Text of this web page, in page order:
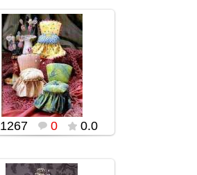
02.02.2016
popularsge
1267 0 0.0